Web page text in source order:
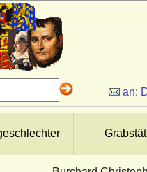
an:
Leo
Adolf